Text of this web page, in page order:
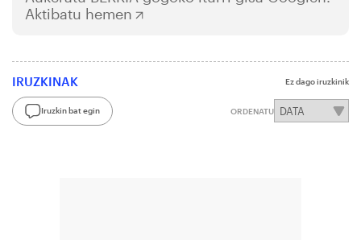
Aktibatu hemen
IRUZKINAK Ez dago iruzkinik
Iruzkin bat egin ORDENATU